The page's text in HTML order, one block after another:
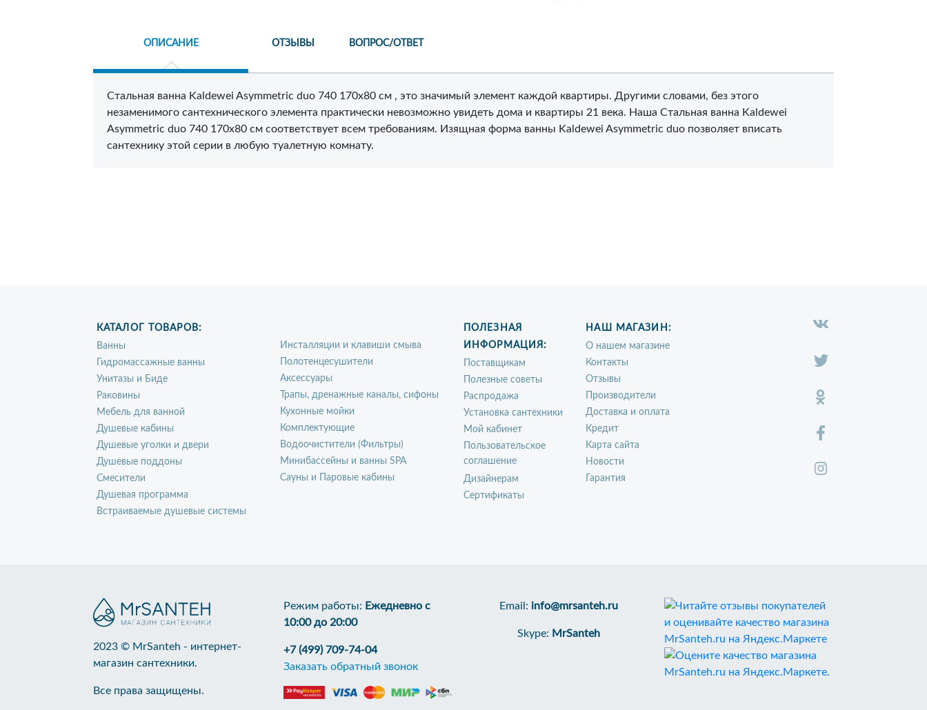
ОПИСАНИЕ ОТЗЫВЫ ВОПРОС/ОТВЕТ
Стальная ванна Kaldewei Asymmetric duo 740 170x80 см , это значимый элемент каждой квартиры. Другими словами, без этого
незаменимого сантехнического элемента практически невозможно увидеть дома и квартиры 21 века. Наша Стальная ванна Kaldewei
Asymmetric duo 740 170x80 см соответствует всем требованиям. Изящная форма ванны Kaldewei Asymmetric duo позволяет вписать
сантехнику этой серии в любую туалетную комнату.
КАТАЛОГ ТОВАРОВ:
Ванны
Гидромассажные ванны
Унитазы и Биде
Раковины
Мебель для ванной
Душевые кабины
Душевые уголки и двери
Душевые поддоны
Смесители
Душевая программа
Встраиваемые душевые системы
Инсталляции и клавиши смыва
Полотенцесушители
Аксессуары
Трапы, дренажные каналы, сифоны
Кухонные мойки
Комплектующие
Водоочистители (Фильтры)
Минибассейны и ванны SPA
Сауны и Паровые кабины
ПОЛЕЗНАЯ
ИНФОРМАЦИЯ:
Поставщикам
Полезные советы
Распродажа
Установка сантехники
Мой кабинет
Пользовательское
соглашение
Дизайнерам
Сертификаты
НАШ МАГАЗИН:
О нашем магазине
Контакты
Отзывы
Производители
Доставка и оплата
Кредит
Карта сайта
Новости
Гарантия
2023 © MrSanteh - интернет-
магазин сантехники.
Все права защищены.
Режим работы: Ежедневно с
10:00 до 20:00
+7 (499) 709-74-04
Заказать обратный звонок
Email: info@mrsanteh.ru
Skype: MrSanteh